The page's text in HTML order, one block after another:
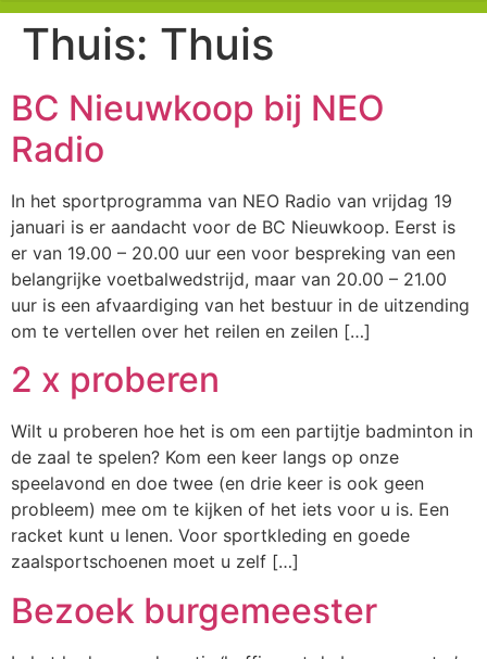
Thuis: Thuis
BC Nieuwkoop bij NEO
Radio
In het sportprogramma van NEO Radio van vrijdag 19
januari is er aandacht voor de BC Nieuwkoop. Eerst is
er van 19.00 – 20.00 uur een voor bespreking van een
belangrijke voetbalwedstrijd, maar van 20.00 – 21.00
uur is een afvaardiging van het bestuur in de uitzending
om te vertellen over het reilen en zeilen […]
2 x proberen
Wilt u proberen hoe het is om een partijtje badminton in
de zaal te spelen? Kom een keer langs op onze
speelavond en doe twee (en drie keer is ook geen
probleem) mee om te kijken of het iets voor u is. Een
racket kunt u lenen. Voor sportkleding en goede
zaalsportschoenen moet u zelf […]
Bezoek burgemeester